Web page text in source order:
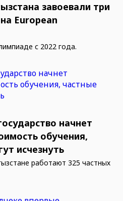
завоевали три
European
с 2022 года.
начнет
обучения,
исчезнуть
работают 325 частных